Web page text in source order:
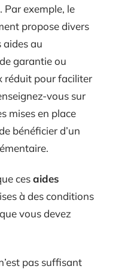
exemple, le
propose divers
aides au
garantie ou
réduit pour faciliter
vous sur
mises en place
bénéficier d’un
cesaides
à des conditions
vous devez
pas suffisant